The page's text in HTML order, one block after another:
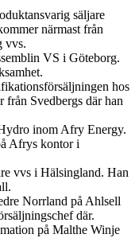
säljare
närmast från
vvs.
VS i Göteborg.
hos
från Svedbergs där han
inom Afry Energy.
Afrys kontor i
vvs i Hälsingland. Han
Norrland på Ahlsell
där.
på Malthe Winje